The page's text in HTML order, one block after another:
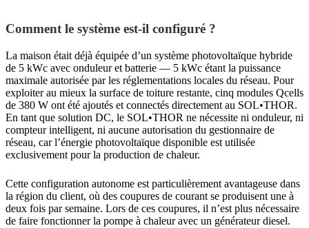
Comment le système est-il configuré ?
La maison était déjà équipée d’un système photovoltaïque hybride
de 5 kWc avec onduleur et batterie — 5 kWc étant la puissance
maximale autorisée par les réglementations locales du réseau. Pour
exploiter au mieux la surface de toiture restante, cinq modules Qcells
de 380 W ont été ajoutés et connectés directement au SOL•THOR.
En tant que solution DC, le SOL•THOR ne nécessite ni onduleur, ni
compteur intelligent, ni aucune autorisation du gestionnaire de
réseau, car l’énergie photovoltaïque disponible est utilisée
exclusivement pour la production de chaleur.
Cette configuration autonome est particulièrement avantageuse dans
la région du client, où des coupures de courant se produisent une à
deux fois par semaine. Lors de ces coupures, il n’est plus nécessaire
de faire fonctionner la pompe à chaleur avec un générateur diesel.